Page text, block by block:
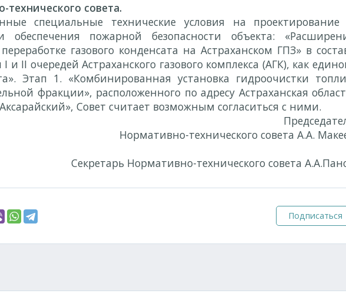
совета.
специальные технические условия на
обеспечения пожарной безопасности объекта:
газового конденсата на Астраханском ГПЗ» в
и II очередей Астраханского газового комплекса (АГК), как
Этап 1. «Комбинированная установка гидроочистки
фракции», расположенного по адресу Астраханская
Совет считает возможным согласиться с ними.
Нормативно-технического совета А.А.
Секретарь Нормативно-технического совета
Подписаться